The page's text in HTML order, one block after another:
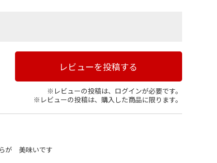
レビューを投稿する
※レビューの投稿は、ログインが必要です。
※レビューの投稿は、購入した商品に限ります。
が 美味いです